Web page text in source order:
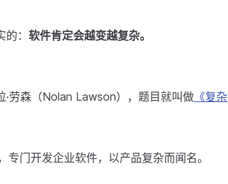
： 软件肯定会越变越复杂。
劳森（Nolan Lawson），题目就叫做 《复杂
门开发企业软件，以产品复杂而闻名。